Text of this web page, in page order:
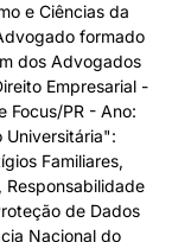
e Ciências da
formado
dos Advogados
Empresarial -
Focus/PR - Ano:
Universitária":
Familiares,
Responsabilidade
de Dados
Nacional do